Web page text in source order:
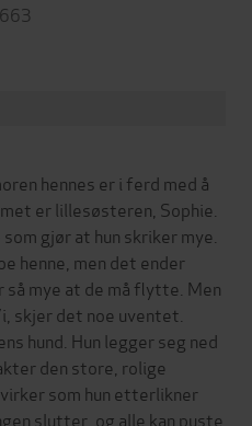
hennes er i ferd med å
er lillesøsteren, Sophie.
gjør at hun skriker mye.
henne, men det ender
mye at de må flytte. Men
skjer det noe uventet.
hund. Hun legger seg ned
den store, rolige
som hun etterlikner
slutter, og alle kan puste